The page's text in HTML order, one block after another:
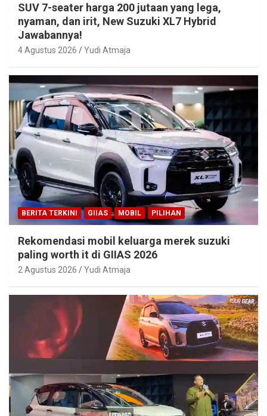
SUV 7-seater harga 200 jutaan yang lega,
nyaman, dan irit, New Suzuki XL7 Hybrid
Jawabannya!
4 Agustus 2026 Yudi Atmaja
BERITA TERKINI GIIAS MOBIL PILIHAN
Rekomendasi mobil keluarga merek suzuki
paling worth it di GIIAS 2026
2 Agustus 2026 Yudi Atmaja